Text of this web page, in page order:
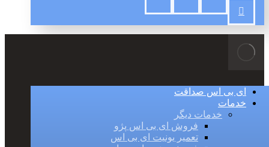
ای بی اس صداقت
خدمات
خدمات دیگر
فروش ای بی اس پژو
تعمیر یونیت ای بی اس